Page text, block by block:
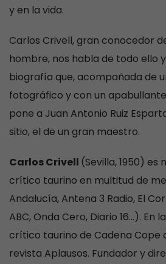
y en la vida.
Carlos Crivell, gran conocedor
hombre, nos habla de todo ello
biografía que, acompañada de
fotográfico y con un
pone a Juan Antonio Ruiz
sitio, el de un gran maestro.
Carlos Crivell (Sevilla, 1950) es
crítico taurino en multitud de
Andalucía, Antena 3 Radio, El
ABC, Onda Cero, Diario 16…). En
crítico taurino de Cadena Cope
revista Aplausos. Fundador y